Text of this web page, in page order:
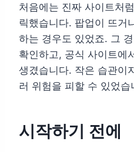
처음에는 진짜 사이트처
릭했습니다. 팝업이 뜨거
하는 경우도 있었죠. 그
확인하고, 공식 사이트에
생겼습니다. 작은 습관이
러 위험을 피할 수 있었습
시작하기 전에